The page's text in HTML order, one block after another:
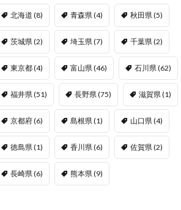
北海道 (8) 青森県 (4) 秋田県 (5)
茨城県 (2) 埼玉県 (7) 千葉県 (2)
東京都(4) 富山県 (46) 石川県 (62)
福井県 (51) 長野県 (75) 滋賀県 (1)
京都府(6) 島根県 (1) 山口県 (4)
徳島県 (1) 香川県 (6) 佐賀県 (2)
長崎県 (6) 熊本県 (9)